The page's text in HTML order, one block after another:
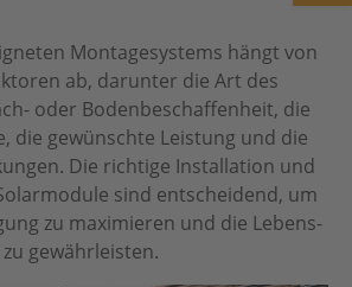
Montage­systems hängt von
ab, darunter die Art des
oder Boden­beschaffen­heit, die
die gewünschte Leistung und die
Die richtige Installation und
sind entscheidend, um
zu maximieren und die Lebens­
gewährleisten.